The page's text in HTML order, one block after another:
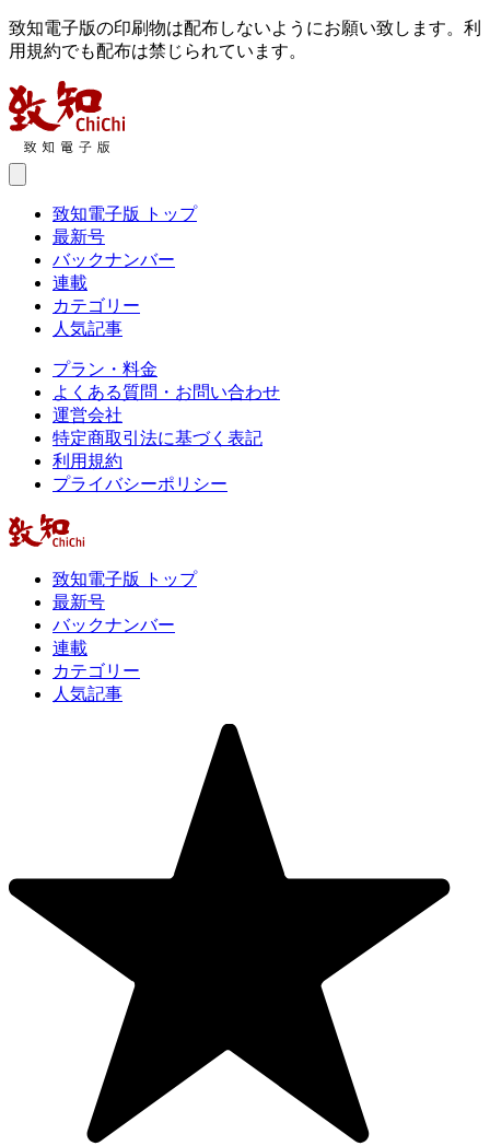
致知電子版の印刷物は配布しないようにお願い致します。利
用規約でも配布は禁じられています。
致知電子版 トップ
最新号
バックナンバー
連載
カテゴリー
人気記事
プラン・料金
よくある質問・お問い合わせ
運営会社
特定商取引法に基づく表記
利用規約
プライバシーポリシー
致知電子版 トップ
最新号
バックナンバー
連載
カテゴリー
人気記事